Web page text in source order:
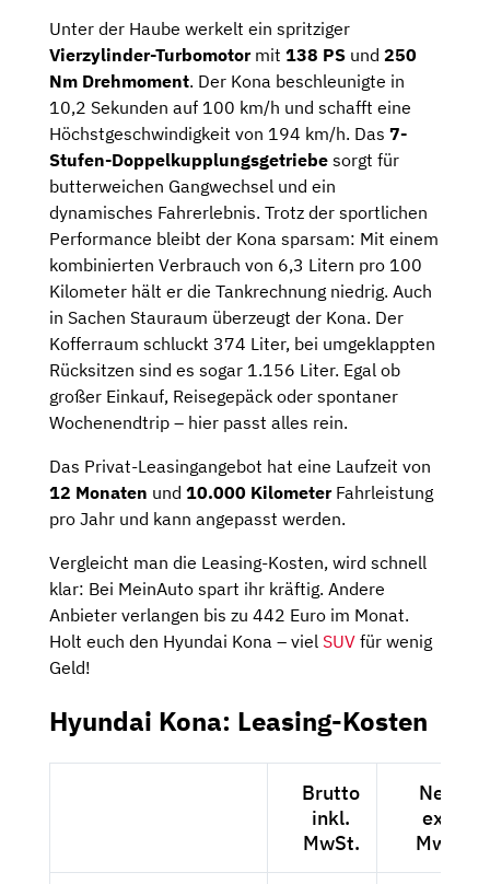
Unter der Haube werkelt ein spritziger
Vierzylinder-Turbomotormit 138 PS und 250
Nm Drehmoment. Der Kona beschleunigte in
10,2 Sekunden auf 100 km/h und schafft eine
Höchstgeschwindigkeit von 194 km/h. Das 7-
Stufen-Doppelkupplungsgetriebe sorgt für
butterweichen Gangwechsel und ein
dynamisches Fahrerlebnis. Trotz der sportlichen
Performance bleibt der Kona sparsam: Mit einem
kombinierten Verbrauch von 6,3 Litern pro 100
Kilometer hält er die Tankrechnung niedrig. Auch
in Sachen Stauraum überzeugt der Kona. Der
Kofferraum schluckt 374 Liter, bei umgeklappten
Rücksitzen sind es sogar 1.156 Liter. Egal ob
großer Einkauf, Reisegepäck oder spontaner
Wochenendtrip – hier passt alles rein.
Das Privat-Leasingangebot hat eine Laufzeit von
12 Monaten und 10.000 KilometerFahrleistung
pro Jahr und kann angepasst werden.
Vergleicht man die Leasing-Kosten, wird schnell
klar: Bei MeinAuto spart ihr kräftig. Andere
Anbieter verlangen bis zu 442 Euro im Monat.
Holt euch den Hyundai Kona – viel SUV für wenig
Geld!
Hyundai Kona: Leasing-Kosten
Brutto
inkl.
MwSt.
Netto
exkl.
MwSt.